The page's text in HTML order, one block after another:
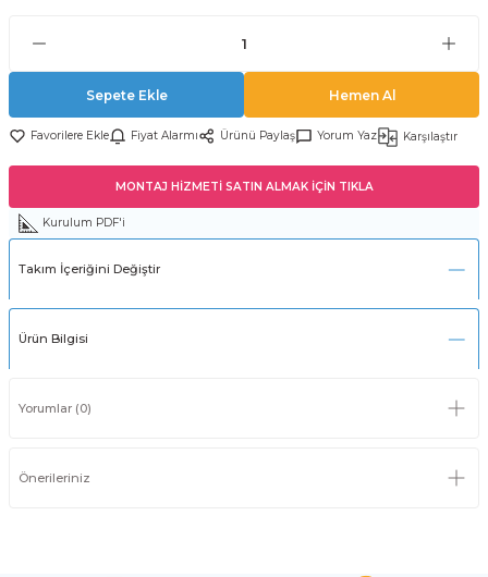
Sepete Ekle Hemen Al
Fiyat Alarmı Ürünü Paylaş Yorum Yaz Karşılaştır
MONTAJ HİZMETİ SATIN ALMAK İÇİN TIKLA
Kurulum PDF'i
Takım İçeriğini Değiştir
Ürün Bilgisi
Yorumlar (0)
Önerileriniz